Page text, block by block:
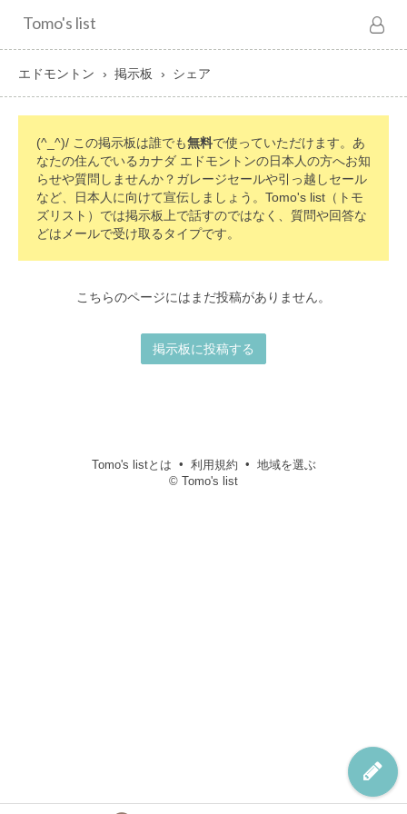
Tomo's list
エドモントン 掲示板 シェア
(^_^)/ この掲示板は誰でも無料で使っていただけます。あ
なたの住んでいるカナダ エドモントンの日本人の方へお知
らせや質問しませんか？ガレージセールや引っ越しセール
など、日本人に向けて宣伝しましょう。Tomo's list（トモ
ズリスト）では掲示板上で話すのではなく、質問や回答な
どはメールで受け取るタイプです。
こちらのページにはまだ投稿がありません。
掲示板に投稿する
Tomo's listとは 利用規約
地域を選ぶ
© Tomo's list